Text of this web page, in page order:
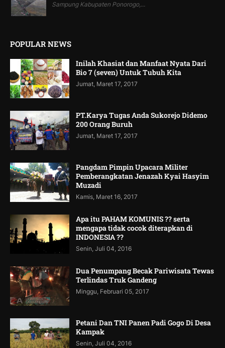
Sampung Kabupaten Ponorogo,...
POPULAR NEWS
Inilah Khasiat dan Manfaat Nyata Dari
Bio 7 (seven) Untuk Tubuh Kita
Jumat, Maret 17, 2017
PT.Karya Tugas Anda Sukorejo Didemo
200 Orang Buruh
Jumat, Maret 17, 2017
Pangdam Pimpin Upacara Militer
Pemberangkatan Jenazah Kyai Hasyim
Muzadi
Kamis, Maret 16, 2017
Apa itu PAHAM KOMUNIS ?? serta
mengapa tidak cocok diterapkan di
INDONESIA ??
Senin, Juli 04, 2016
Dua Penumpang Becak Pariwisata Tewas
Terlindas Truk Gandeng
Minggu, Februari 05, 2017
Petani Dan TNI Panen Padi Gogo Di Desa
Kampak
Senin, Juli 04, 2016